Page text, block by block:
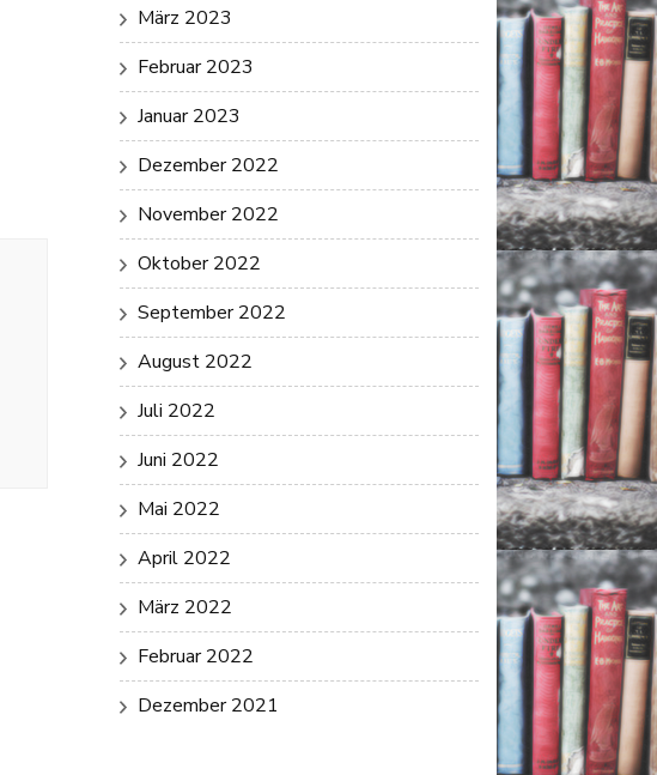
März 2023
Februar 2023
Januar 2023
Dezember 2022
November 2022
Oktober 2022
September 2022
August 2022
Juli 2022
Juni 2022
Mai 2022
April 2022
März 2022
Februar 2022
Dezember 2021